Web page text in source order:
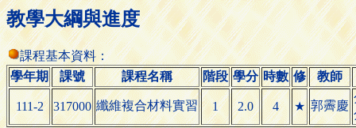
教學大綱與進度
課程基本資料：
學年期
課號 課程名稱 階段 學分 時數 修 教師
111-2 317000 纖維複合材料實習 1 2.0 4 ★ 郭霽慶